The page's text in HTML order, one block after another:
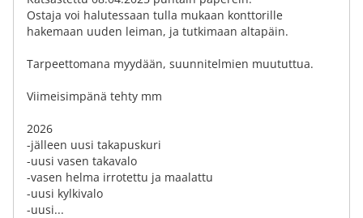
Ostaja voi halutessaan tulla mukaan konttorille
hakemaan uuden leiman, ja tutkimaan altapäin.
Tarpeettomana myydään, suunnitelmien muututtua.
Viimeisimpänä tehty mm
2026
-jälleen uusi takapuskuri
-uusi vasen takavalo
-vasen helma irrotettu ja maalattu
-uusi kylkivalo
-uusi...